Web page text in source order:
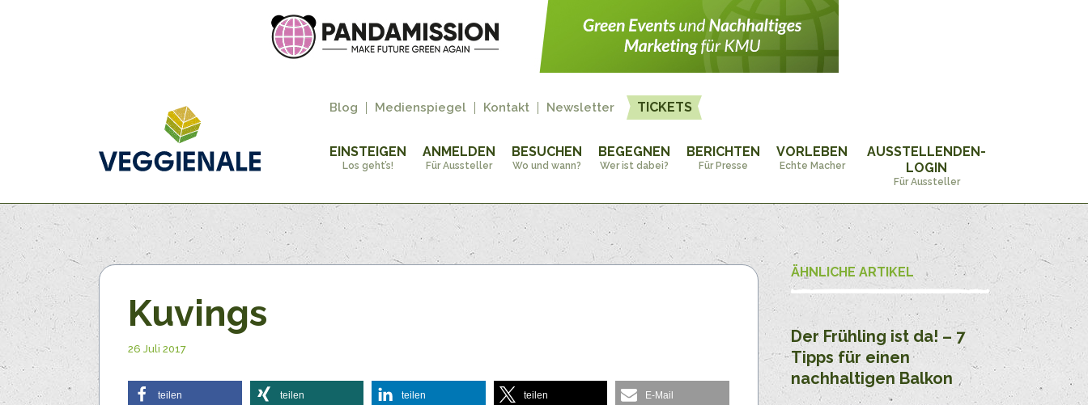
Blog Medienspiegel Kontakt Newsletter TICKETS
EINSTEIGEN
Los geht’s!
ANMELDEN
Für Aussteller
BESUCHEN
Wo und wann?
BEGEGNEN
Wer ist dabei?
BERICHTEN
Für Presse
VORLEBEN
Echte Macher
AUSSTELLENDEN-
LOGIN
Für Aussteller
Kuvings
26 Juli 2017
teilen teilen teilen teilen E-Mail
ÄHNLICHE ARTIKEL
Der Frühling ist da! – 7
Tipps für einen
nachhaltigen Balkon